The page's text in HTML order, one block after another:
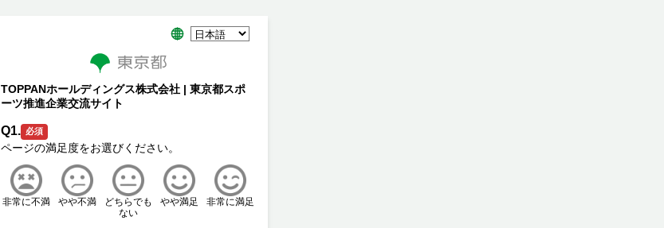
TOPPANホールディングス株式会社 | 東京都スポ
ーツ推進企業交流サイト
Q1. 必須
非常に不満 やや不満
どちらでも
ない
やや満足 非常に満足